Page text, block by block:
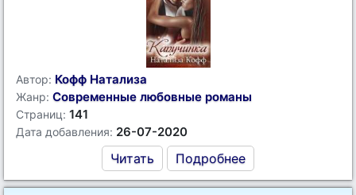
Автор: Кофф Натализа
Жанр: Современные любовные романы
Страниц: 141
Дата добавления: 26-07-2020
Читать Подробнее